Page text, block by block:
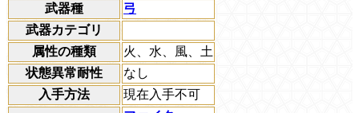
武器種
弓
武器カテゴリ
属性の種類
火、水、風、土
状態異常耐性
なし
入手方法
現在入手不可